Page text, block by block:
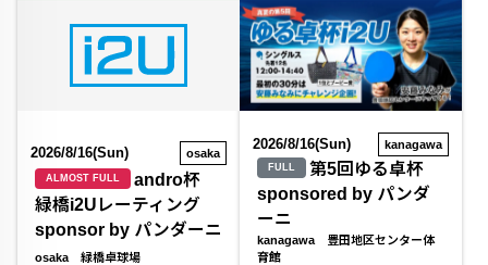
2026/8/16(Sun) osaka
ALMOST FULL
andro杯
緑橋i2Uレーティング
sponsor by パンダーニ
osaka 緑橋卓球場
2026/8/16(Sun) kanagawa
FULL
第5回ゆる卓杯
sponsored by パンダ
ーニ
kanagawa 豊田地区センター体
育館